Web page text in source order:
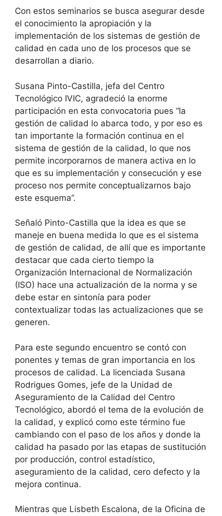
Con estos seminarios se busca asegurar desde
el conocimiento la apropiación y la
implementación de los sistemas de gestión de
calidad en cada uno de los procesos que se
desarrollan a diario.
Susana Pinto-Castilla, jefa del Centro
Tecnológico IVIC, agradeció la enorme
participación en esta convocatoria pues “la
gestión de calidad lo abarca todo, y por eso es
tan importante la formación continua en el
sistema de gestión de la calidad, lo que nos
permite incorporarnos de manera activa en lo
que es su implementación y consecución y ese
proceso nos permite conceptualizarnos bajo
este esquema”.
Señaló Pinto-Castilla que la idea es que se
maneje en buena medida lo que es el sistema
de gestión de calidad, de allí que es importante
destacar que cada cierto tiempo la
Organización Internacional de Normalización
(ISO) hace una actualización de la norma y se
debe estar en sintonía para poder
contextualizar todas las actualizaciones que se
generen.
Para este segundo encuentro se contó con
ponentes y temas de gran importancia en los
procesos de calidad. La licenciada Susana
Rodrigues Gomes, jefe de la Unidad de
Aseguramiento de la Calidad del Centro
Tecnológico, abordó el tema de la evolución de
la calidad, y explicó como este término fue
cambiando con el paso de los años y donde la
calidad ha pasado por las etapas de sustitución
por producción, control estadístico,
aseguramiento de la calidad, cero defecto y la
mejora continua.
Mientras que Lisbeth Escalona, de la Oficina de